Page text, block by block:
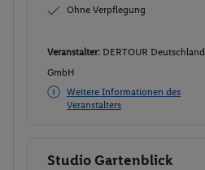
Ohne Verpflegung
Veranstalter: DERTOUR Deutschland
GmbH
Weitere Informationen des
Veranstalters
Buchen
Studio Gartenblick